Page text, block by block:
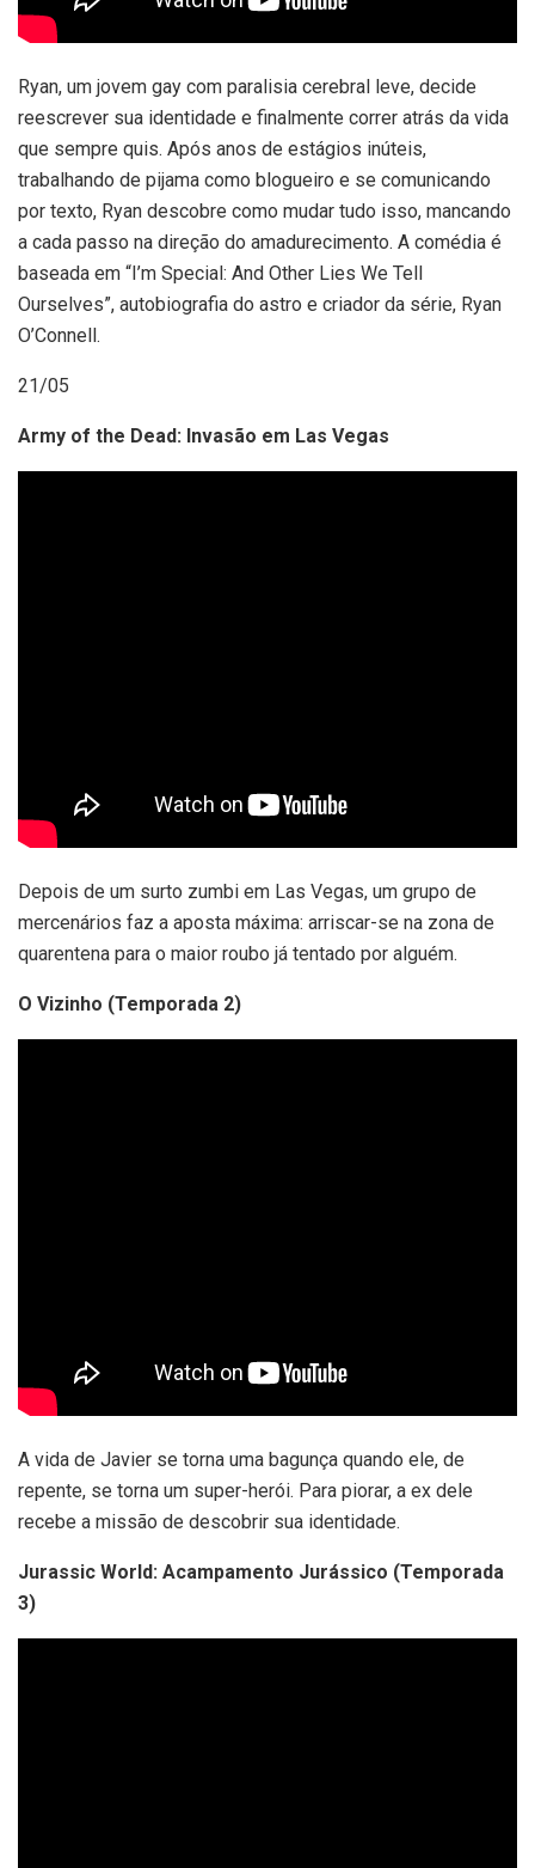
Ryan, um jovem gay com paralisia cerebral leve, decide
reescrever sua identidade e finalmente correr atrás da vida
que sempre quis. Após anos de estágios inúteis,
trabalhando de pijama como blogueiro e se comunicando
por texto, Ryan descobre como mudar tudo isso, mancando
a cada passo na direção do amadurecimento. A comédia é
baseada em “I’m Special: And Other Lies We Tell
Ourselves”, autobiografia do astro e criador da série, Ryan
O’Connell.
21/05
Army of the Dead: Invasão em Las Vegas
Depois de um surto zumbi em Las Vegas, um grupo de
mercenários faz a aposta máxima: arriscar-se na zona de
quarentena para o maior roubo já tentado por alguém.
O Vizinho (Temporada 2)
A vida de Javier se torna uma bagunça quando ele, de
repente, se torna um super-herói. Para piorar, a ex dele
recebe a missão de descobrir sua identidade.
Jurassic World: Acampamento Jurássico (Temporada
3)